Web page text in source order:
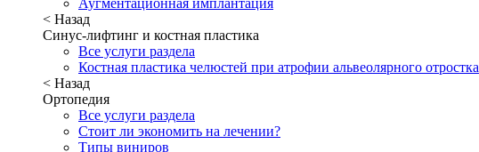
Аугментационная имплантация
< Назад
Синус-лифтинг и костная пластика
Все услуги раздела
Костная пластика челюстей при атрофии альвеолярного отростка
< Назад
Ортопедия
Все услуги раздела
Стоит ли экономить на лечении?
Типы виниров